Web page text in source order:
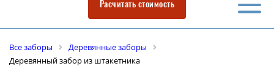
Расчитать стоимость
Все заборы
Деревянные заборы
Деревянный забор из штакетника